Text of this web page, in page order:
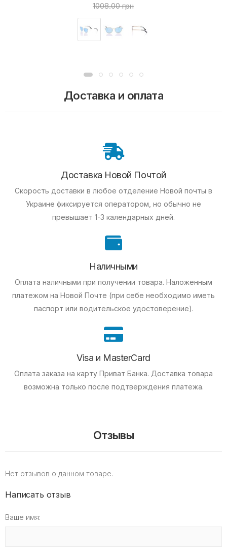
1008.00 грн
Доставка и оплата
Доставка Новой Почтой
Скорость доставки в любое отделение Новой почты в
Украине фиксируется оператором, но обычно не
превышает 1-3 календарных дней.
Наличными
Оплата наличными при получении товара. Наложенным
платежом на Новой Почте (при себе необходимо иметь
паспорт или водительское удостоверение).
Visa и MasterCard
Оплата заказа на карту Приват Банка. Доставка товара
возможна только после подтверждения платежа.
Отзывы
Нет отзывов о данном товаре.
Написать отзыв
Ваше имя: